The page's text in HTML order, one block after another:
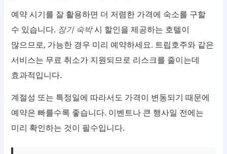
예약 시기를 잘 활용하면 더 저렴한 가격에 숙소를 구할
수 있습니다. 장기 숙박시 할인을 제공하는 호텔이
많으므로, 가능한 경우 미리 예약하세요. 트립호주와 같은
서비스는 무료 취소가 지원되므로 리스크를 줄이는데
효과적입니다.
계절성 또는 특정일에 따라서도 가격이 변동되기 때문에
예약은 빠를수록 좋습니다. 이벤트나 큰 행사일 전에는
미리 확인하는 것이 필수입니다.